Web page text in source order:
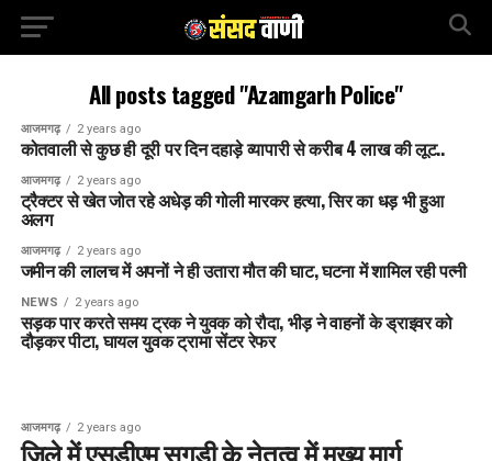
All posts tagged "Azamgarh Police"
आजमगढ़ 2 years ago
कोतवाली से कुछ ही दूरी पर दिन दहाड़े व्यापारी से करीब 4 लाख की लूट..
आजमगढ़ 2 years ago
ट्रैक्टर से खेत जोत रहे अधेड़ की गोली मारकर हत्या, सिर का धड़ भी हुआ
अलग
आजमगढ़ 2 years ago
जमीन की लालच में अपनों ने ही उतारा मौत की घाट, घटना में शामिल रही पत्नी
NEWS 2 years ago
सड़क पार करते समय ट्रक ने युवक को रौदा, भीड़ ने वाहनों के ड्राइवर को
दौड़कर पीटा, घायल युवक ट्रामा सेंटर रेफर
आजमगढ़ 2 years ago
जिले में एसडीएम सगड़ी के नेतृत्व में मुख्य मार्ग